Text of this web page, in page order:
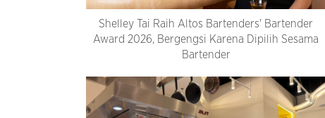
Shelley Tai Raih Altos Bartenders' Bartender
Award 2026, Bergengsi Karena Dipilih Sesama
Bartender